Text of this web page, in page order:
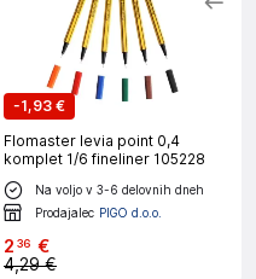
-1,93 €
Flomaster levia point 0,4
komplet 1/6 fineliner 105228
Na voljo v 3-6 delovnih dneh
Prodajalec PIGO d.o.o.
2 36 €
4,29 €